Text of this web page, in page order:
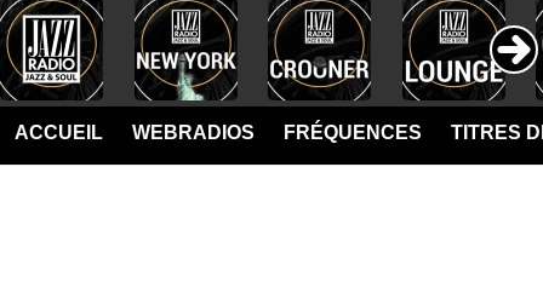
ACCUEIL WEBRADIOS FRÉQUENCES TITRES